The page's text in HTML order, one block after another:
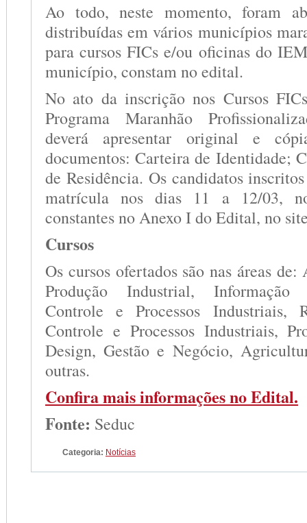
Ao todo, neste momento, foram
distribuídas em vários municípios
para cursos FICs e/ou oficinas do
município, constam no edital.
No ato da inscrição nos Cursos
Programa Maranhão
deverá apresentar original e
documentos: Carteira de Identidade;
de Residência. Os candidatos
matrícula nos dias 11 a 12/03,
constantes no Anexo I do Edital, no
Cursos
Os cursos ofertados são nas áreas
Produção Industrial, Informação
Controle e Processos Industriais,
Controle e Processos Industriais,
Design, Gestão e Negócio,
outras.
Confira mais informações no Edital.
Fonte: Seduc
Categoria: Notícias